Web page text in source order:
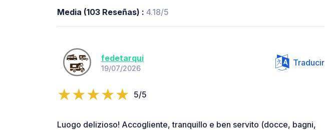
Media (103 Reseñas) : 4.18/5
fedetarqui
19/07/2026
Traducir
5/5
Luogo delizioso! Accogliente, tranquillo e ben servito (docce, bagni,